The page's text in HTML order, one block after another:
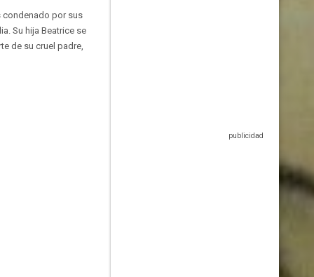
condenado por sus
Su hija Beatrice se
de su cruel padre,